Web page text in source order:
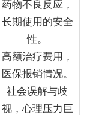
药物不良反应，
长期使用的安全
性。
高额治疗费用，
医保报销情况。
社会误解与歧
视，心理压力巨